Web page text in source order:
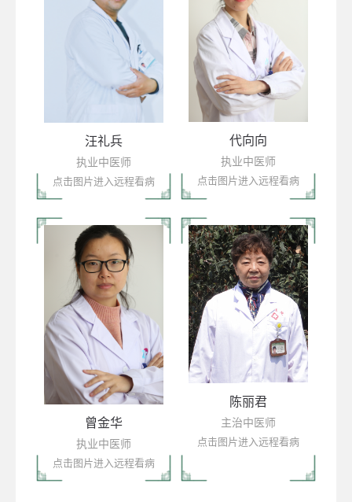
汪礼兵
执业中医师
点击图片进入远程看病
代向向
执业中医师
点击图片进入远程看病
曾金华
执业中医师
点击图片进入远程看病
陈丽君
主治中医师
点击图片进入远程看病